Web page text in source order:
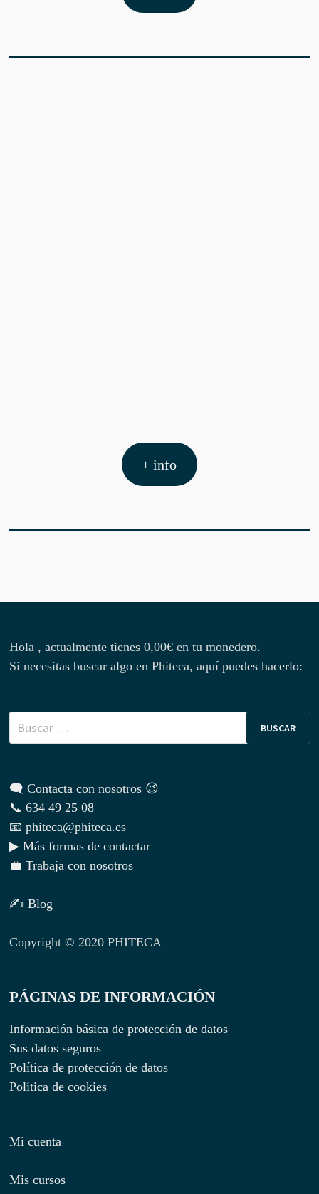
+ info
Hola , actualmente tienes0,00€ en tu monedero.
Si necesitas buscar algo en Phiteca, aquí puedes hacerlo:
Buscar:
🗨 Contacta con nosotros 😉
📞 634 49 25 08
📧 phiteca@phiteca.es
▶ Más formas de contactar
💼 Trabaja con nosotros
✍ Blog
Copyright © 2020 PHITECA
PÁGINAS DE INFORMACIÓN
Información básica de protección de datos
Sus datos seguros
Política de protección de datos
Política de cookies
Mi cuenta
Mis cursos